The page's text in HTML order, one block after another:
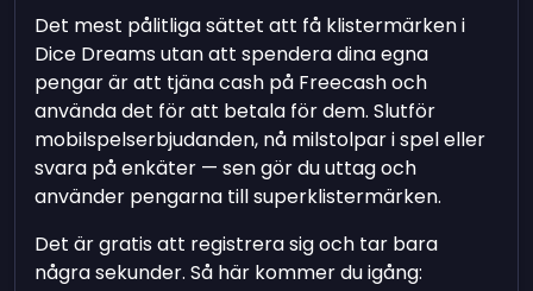
Det mest pålitliga sättet att få klistermärken i
Dice Dreams utan att spendera dina egna
pengar är att tjäna cash på Freecash och
använda det för att betala för dem. Slutför
mobilspelserbjudanden, nå milstolpar i spel eller
svara på enkäter — sen gör du uttag och
använder pengarna till superklistermärken.
Det är gratis att registrera sig och tar bara
några sekunder. Så här kommer du igång: